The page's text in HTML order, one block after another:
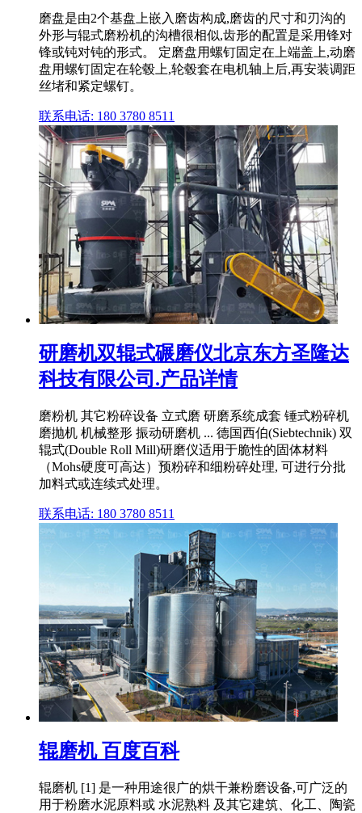
磨盘是由2个基盘上嵌入磨齿构成,磨齿的尺寸和刃沟的
外形与辊式磨粉机的沟槽很相似,齿形的配置是采用锋对
锋或钝对钝的形式。 定磨盘用螺钉固定在上端盖上,动磨
盘用螺钉固定在轮毂上,轮毂套在电机轴上后,再安装调距
丝堵和紧定螺钉。
联系电话: 180 3780 8511
研磨机双辊式碾磨仪北京东方圣隆达
科技有限公司.产品详情
磨粉机 其它粉碎设备 立式磨 研磨系统成套 锤式粉碎机
磨抛机 机械整形 振动研磨机 ... 德国西伯(Siebtechnik) 双
辊式(Double Roll Mill)研磨仪适用于脆性的固体材料
（Mohs硬度可高达）预粉碎和细粉碎处理, 可进行分批
加料式或连续式处理。
联系电话: 180 3780 8511
辊磨机 百度百科
辊磨机 [1] 是一种用途很广的烘干兼粉磨设备,可广泛的
用于粉磨水泥原料或 水泥熟料 及其它建筑、化工、陶瓷